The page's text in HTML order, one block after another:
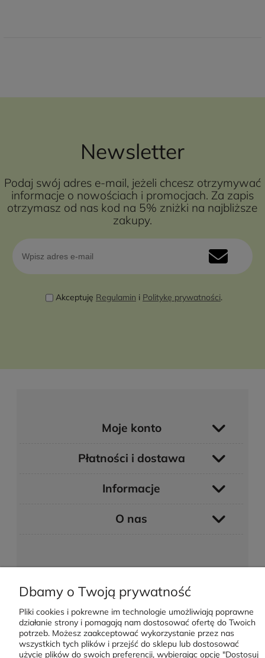
Newsletter
Podaj swój adres e-mail, jeżeli chcesz otrzymywać
informacje o nowościach i promocjach. Za zapis
otrzymasz od nas kod na 5% zniżki na najbliższe
zakupy.
Akceptuję Regulamin i Politykę prywatności.
Moje konto
Płatności i dostawa
Informacje
O nas
POKAŻ PEŁNĄ WERSJĘ STRONY
Sklep internetowy Shoper.pl
Dbamy o Twoją prywatność
Pliki cookies i pokrewne im technologie umożliwiają poprawne
działanie strony i pomagają nam dostosować ofertę do Twoich
potrzeb. Możesz zaakceptować wykorzystanie przez nas
wszystkich tych plików i przejść do sklepu lub dostosować
użycie plików do swoich preferencji, wybierając opcję "Dostosuj